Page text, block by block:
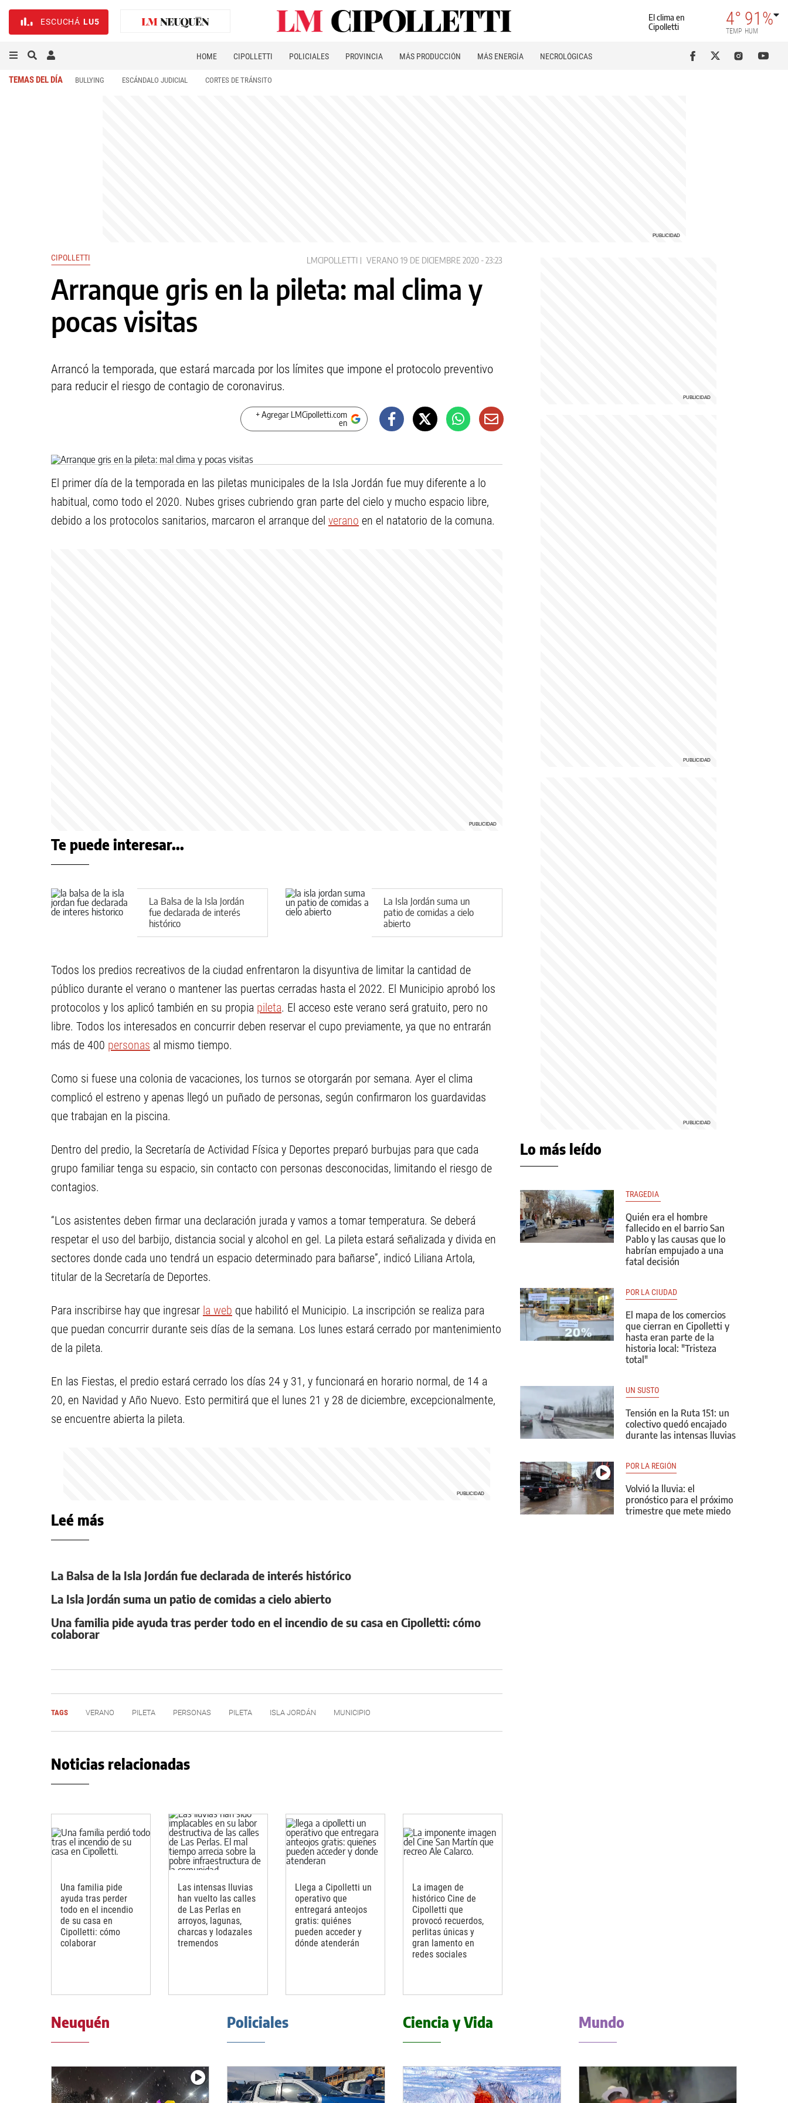
ESCUCHÁ LU5
El clima en
Cipolletti
4°
TEMP
91%
HUM
HOME CIPOLLETTI POLICIALES PROVINCIA MÁS PRODUCCIÓN MÁS ENERGÍA NECROLÓGICAS
TEMAS DEL DÍA BULLYING ESCÁNDALO JUDICIAL CORTES DE TRÁNSITO
CIPOLLETTI LMCIPOLLETTI VERANO 19 DE DICIEMBRE 2020 - 23:23
Arranque gris en la pileta: mal clima y
pocas visitas
Arrancó la temporada, que estará marcada por los límites que impone el protocolo preventivo
para reducir el riesgo de contagio de coronavirus.
+ Agregar LMCipolletti.com
en
El primer día de la temporada en las piletas municipales de la Isla Jordán fue muy diferente a lo
habitual, como todo el 2020. Nubes grises cubriendo gran parte del cielo y mucho espacio libre,
debido a los protocolos sanitarios, marcaron el arranque del verano en el natatorio de la comuna.
Te puede interesar...
La Balsa de la Isla Jordán
fue declarada de interés
histórico
La Isla Jordán suma un
patio de comidas a cielo
abierto
Todos los predios recreativos de la ciudad enfrentaron la disyuntiva de limitar la cantidad de
público durante el verano o mantener las puertas cerradas hasta el 2022. El Municipio aprobó los
protocolos y los aplicó también en su propia pileta. El acceso este verano será gratuito, pero no
libre. Todos los interesados en concurrir deben reservar el cupo previamente, ya que no entrarán
más de 400 personas al mismo tiempo.
Como si fuese una colonia de vacaciones, los turnos se otorgarán por semana. Ayer el clima
complicó el estreno y apenas llegó un puñado de personas, según confirmaron los guardavidas
que trabajan en la piscina.
Dentro del predio, la Secretaría de Actividad Física y Deportes preparó burbujas para que cada
grupo familiar tenga su espacio, sin contacto con personas desconocidas, limitando el riesgo de
contagios.
“Los asistentes deben firmar una declaración jurada y vamos a tomar temperatura. Se deberá
respetar el uso del barbijo, distancia social y alcohol en gel. La pileta estará señalizada y divida en
sectores donde cada uno tendrá un espacio determinado para bañarse”, indicó Liliana Artola,
titular de la Secretaría de Deportes.
Para inscribirse hay que ingresar la web que habilitó el Municipio. La inscripción se realiza para
que puedan concurrir durante seis días de la semana. Los lunes estará cerrado por mantenimiento
de la pileta.
En las Fiestas, el predio estará cerrado los días 24 y 31, y funcionará en horario normal, de 14 a
20, en Navidad y Año Nuevo. Esto permitirá que el lunes 21 y 28 de diciembre, excepcionalmente,
se encuentre abierta la pileta.
Leé más
La Balsa de la Isla Jordán fue declarada de interés histórico
La Isla Jordán suma un patio de comidas a cielo abierto
Una familia pide ayuda tras perder todo en el incendio de su casa en Cipolletti: cómo
colaborar
TAGS VERANO PILETA PERSONAS PILETA ISLA JORDÁN MUNICIPIO
Noticias relacionadas
Una familia pide
ayuda tras perder
todo en el incendio
de su casa en
Cipolletti: cómo
colaborar
Las intensas lluvias
han vuelto las calles
de Las Perlas en
arroyos, lagunas,
charcas y lodazales
tremendos
Llega a Cipolletti un
operativo que
entregará anteojos
gratis: quiénes
pueden acceder y
dónde atenderán
La imagen de
histórico Cine de
Cipolletti que
provocó recuerdos,
perlitas únicas y
gran lamento en
redes sociales
Lo más leído
TRAGEDIA
Quién era el hombre
fallecido en el barrio San
Pablo y las causas que lo
habrían empujado a una
fatal decisión
POR LA CIUDAD
El mapa de los comercios
que cierran en Cipolletti y
hasta eran parte de la
historia local: "Tristeza
total"
UN SUSTO
Tensión en la Ruta 151: un
colectivo quedó encajado
durante las intensas lluvias
POR LA REGIÓN
Volvió la lluvia: el
pronóstico para el próximo
trimestre que mete miedo
Neuquén Policiales Ciencia y Vida Mundo